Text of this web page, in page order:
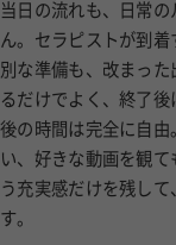
ん。セラピストが到
別な準備も、改まっ
るだけでよく、終了
後の時間は完全に自
い、好きな動画を観て
う充実感だけを残し
す。